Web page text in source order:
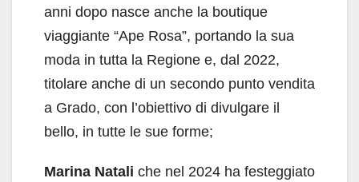
anni dopo nasce anche la boutique
viaggiante “Ape Rosa”, portando la sua
moda in tutta la Regione e, dal 2022,
titolare anche di un secondo punto vendita
a Grado, con l’obiettivo di divulgare il
bello, in tutte le sue forme;
Marina Natali che nel 2024 ha festeggiato